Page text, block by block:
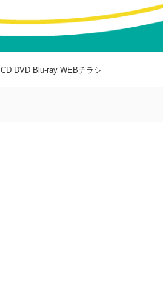
CD DVD Blu-ray WEBチラシ